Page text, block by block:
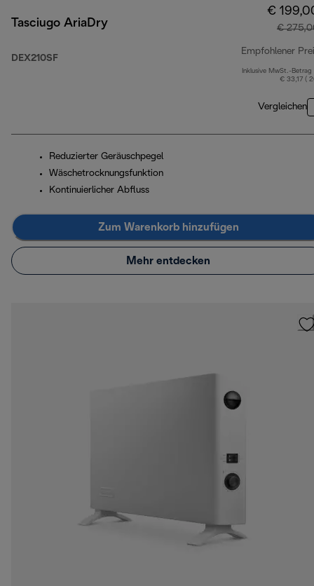
Tasciugo AriaDry
DEX210SF
€
€
Empfohlener
Inklusive MwSt.-Betrag
€ 33,17 (
Vergleichen
Reduzierter Geräuschpegel
Wäschetrocknungsfunktion
Kontinuierlicher Abfluss
Zum Warenkorb hinzufügen
Mehr entdecken